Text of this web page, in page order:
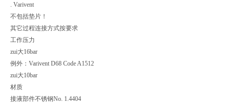
. Varivent
不包括垫片！
其它过程连接方式按要求
工作压力
zui大16bar
例外：Varivent D68 Code A1512
zui大10bar
材质
接液部件不锈钢No. 1.4404